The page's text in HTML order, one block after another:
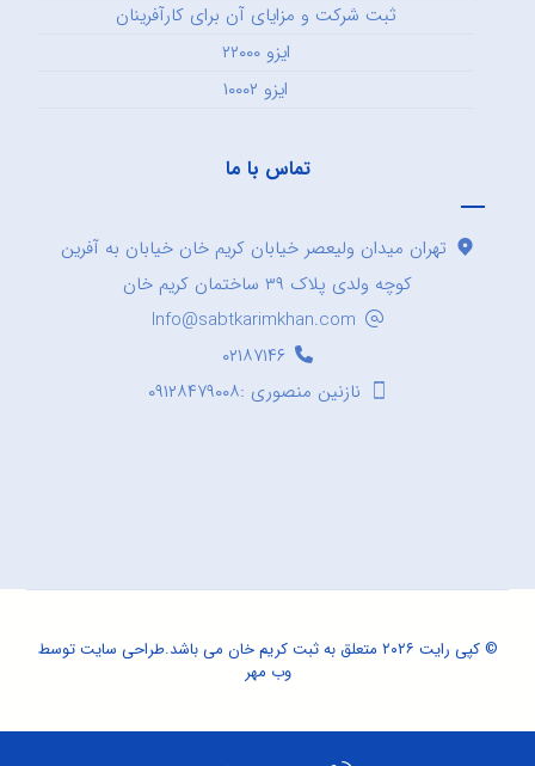
ثبت شرکت و مزایای آن برای کارآفرینان
ایزو ۲۲۰۰۰
ایزو ۱۰۰۰۲
تماس با ما
تهران میدان ولیعصر خیابان کریم خان خیابان به آفرین
کوچه ولدی پلاک ۳۹ ساختمان کریم خان
Info@sabtkarimkhan.com
۰۲۱۸۷۱۴۶
نازنین منصوری :۰۹۱۲۸۴۷۹۰۰۸
© کپی رایت ۲۰۲۶ متعلق به ثبت کریم خان می باشد. طراحی سایتتوسط
وب مهر